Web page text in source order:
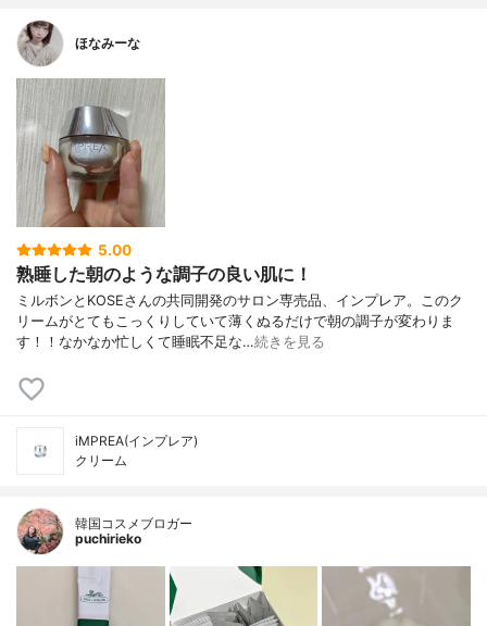
ほなみーな
5.00
熟睡した朝のような調子の良い肌に！
ミルボンとKOSEさんの共同開発のサロン専売品、インプレア。このク
リームがとてもこっくりしていて薄くぬるだけで朝の調子が変わりま
す！！なかなか忙しくて睡眠不足な…続きを見る
iMPREA(インプレア)
クリーム
韓国コスメブロガー
puchirieko